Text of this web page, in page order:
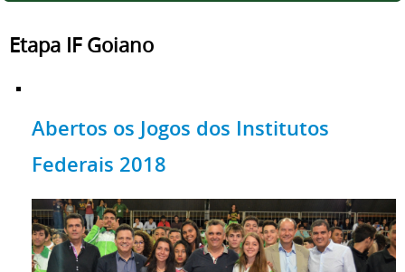
Etapa IF Goiano
Abertos os Jogos dos Institutos
Federais 2018